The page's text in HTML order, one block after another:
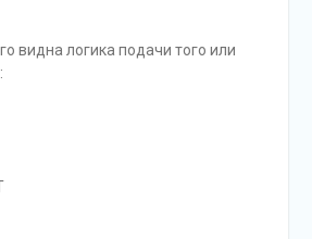
видна логика подачи того или